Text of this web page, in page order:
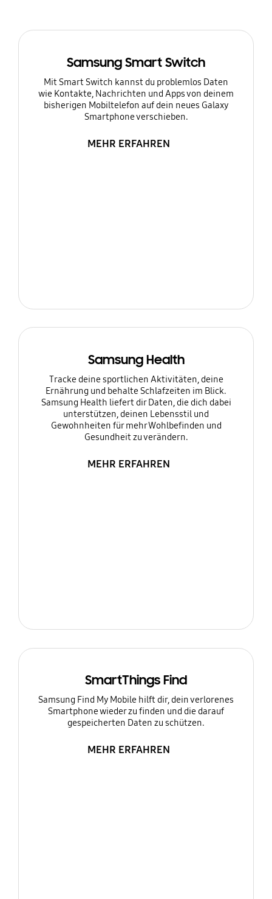
Samsung Smart Switch
Mit Smart Switch kannst du problemlos Daten
wie Kontakte, Nachrichten und Apps von deinem
bisherigen Mobiltelefon auf dein neues Galaxy
Smartphone verschieben.
MEHR ERFAHREN
Samsung Health
Tracke deine sportlichen Aktivitäten, deine
Ernährung und behalte Schlafzeiten im Blick.
Samsung Health liefert dir Daten, die dich dabei
unterstützen, deinen Lebensstil und
Gewohnheiten für mehr Wohlbefinden und
Gesundheit zu verändern.
MEHR ERFAHREN
SmartThings Find
Samsung Find My Mobile hilft dir, dein verlorenes
Smartphone wieder zu finden und die darauf
gespeicherten Daten zu schützen.
MEHR ERFAHREN